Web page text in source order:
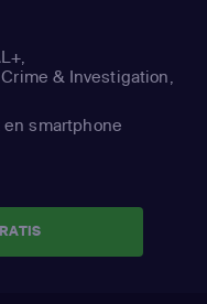
& Investigation,
smartphone